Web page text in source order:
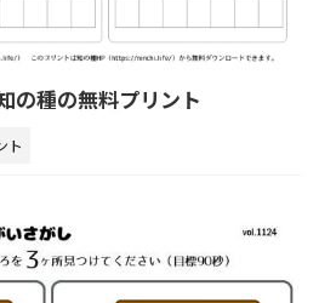
の種の無料プリント
ト